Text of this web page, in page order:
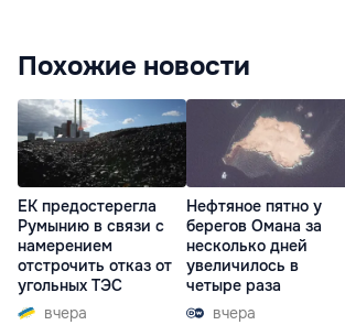
Похожие новости
ЕК предостерегла
Румынию в связи с
намерением
отстрочить отказ от
угольных ТЭС
вчера
Нефтяное пятно у
берегов Омана за
несколько дней
увеличилось в
четыре раза
вчера